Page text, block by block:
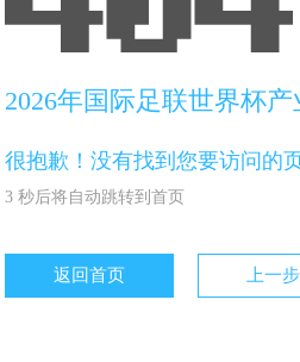
2026年国际足联世界杯
很抱歉！没有找到您要访问的页
3 秒后将自动跳转到首页
返回首页 上一步